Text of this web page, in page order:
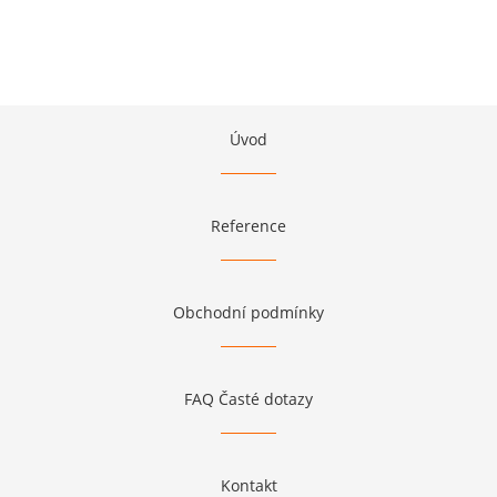
Úvod
Reference
Obchodní podmínky
FAQ Časté dotazy
Kontakt